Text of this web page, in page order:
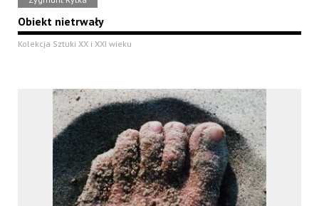
Obiekt nietrwały
Kolekcja Sztuki XX i XXI wieku